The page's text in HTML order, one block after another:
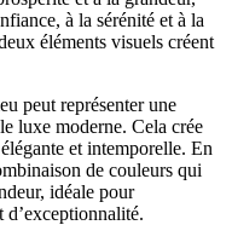
à la sérénité et à la
éléments visuels créent
peut représenter une
luxe moderne. Cela crée
et intemporelle. En
de couleurs qui
idéale pour
d’exceptionnalité.